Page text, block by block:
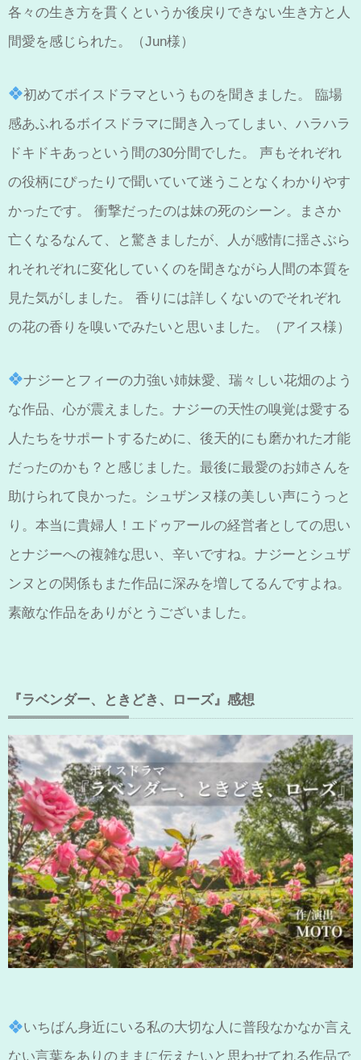
各々の生き方を貫くというか後戻りできない生き方と人
間愛を感じられた。（Jun様）
初めてボイスドラマというものを聞きました。 臨場
感あふれるボイスドラマに聞き入ってしまい、ハラハラ
ドキドキあっという間の30分間でした。 声もそれぞれ
の役柄にぴったりで聞いていて迷うことなくわかりやす
かったです。 衝撃だったのは妹の死のシーン。まさか
亡くなるなんて、と驚きましたが、人が感情に揺さぶら
れそれぞれに変化していくのを聞きながら人間の本質を
見た気がしました。 香りには詳しくないのでそれぞれ
の花の香りを嗅いでみたいと思いました。（アイス様）
ナジーとフィーの力強い姉妹愛、瑞々しい花畑のよう
な作品、心が震えました。ナジーの天性の嗅覚は愛する
人たちをサポートするために、後天的にも磨かれた才能
だったのかも？と感じました。最後に最愛のお姉さんを
助けられて良かった。シュザンヌ様の美しい声にうっと
り。本当に貴婦人！エドゥアールの経営者としての思い
とナジーへの複雑な思い、辛いですね。ナジーとシュザ
ンヌとの関係もまた作品に深みを増してるんですよね。
素敵な作品をありがとうございました。
『ラベンダー、ときどき、ローズ』感想
いちばん身近にいる私の大切な人に普段なかなか言え
ない言葉をありのままに伝えたいと思わせてれる作品で